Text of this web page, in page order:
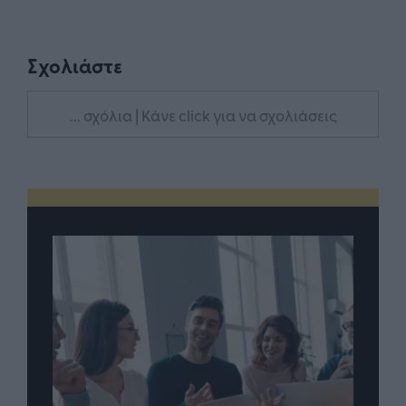
Σχολιάστε
... σχόλια | Κάνε click για να σχολιάσεις